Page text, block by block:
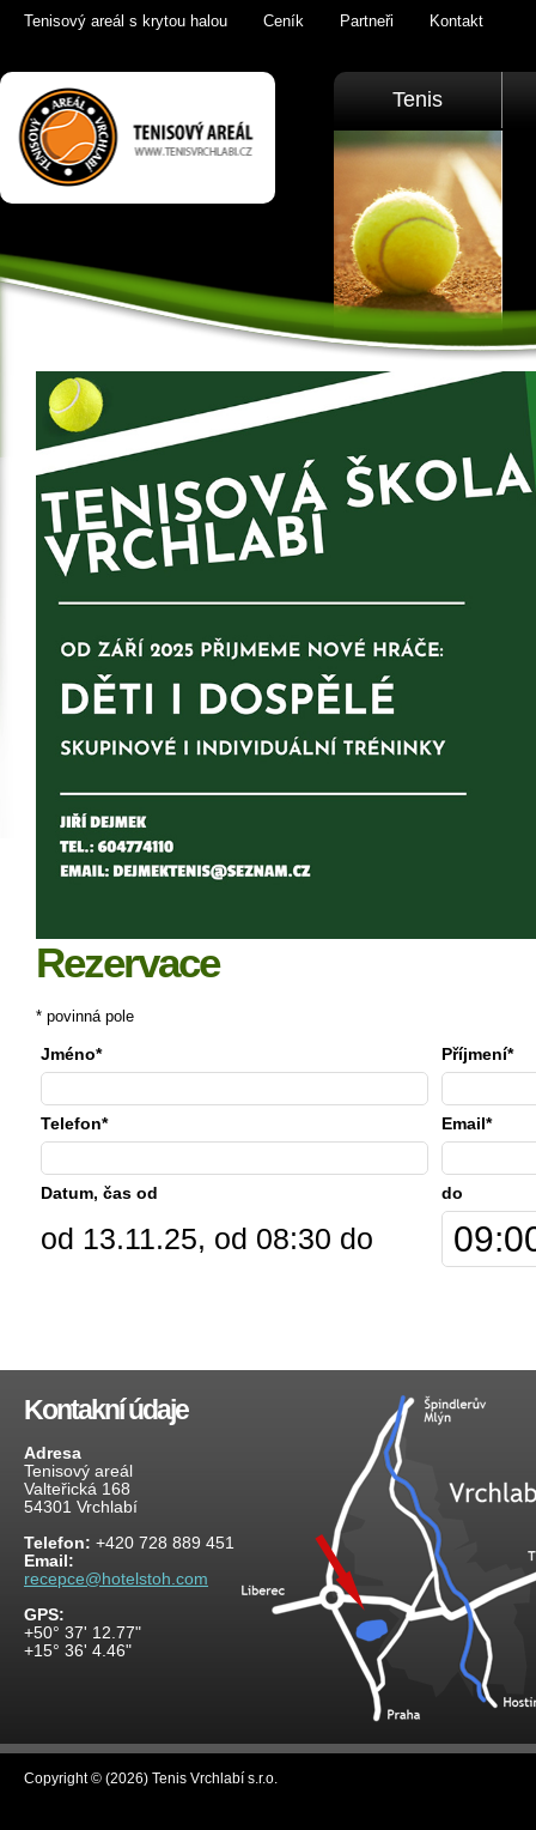
Tenisový areál s krytou halou Ceník Partneři Kontakt
Tenis Vrchlabí
golfový trenažér,
sauna,
KrkonošeTenis
Tenis
Rezervace
* povinná pole
Jméno* Příjmení*
Telefon* Email*
Datum, čas od do
od 13.11.25, od 08:30 do
Kontakní údaje
Adresa
Tenisový areál
Valteřická 168
54301 Vrchlabí
Telefon: +420 728 889 451
Email:
recepce@hotelstoh.com
GPS:
+50° 37' 12.77"
+15° 36' 4.46"
Copyright © (2026) Tenis Vrchlabí s.r.o.